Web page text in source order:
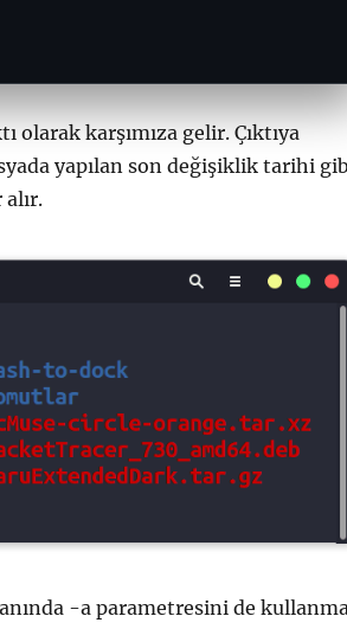
olarak karşımıza gelir. Çıktıya
yapılan son değişiklik tarihi
-a parametresini de